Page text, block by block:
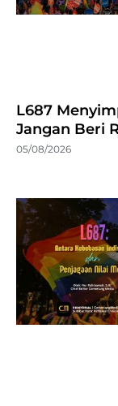
L687
Jangan Beri
05/08/2026